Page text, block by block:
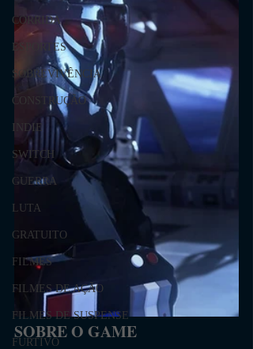
CORRIDA
ESPORTES
SOBREVIVÊNCIA
CONSTRUÇÃO
INDIE
SWITCH
GUERRA
LUTA
GRATUITO
FILMES
FILMES DE AÇÃO
FILMES DE SUSPENSE
FURTIVO
SOBRE O GAME